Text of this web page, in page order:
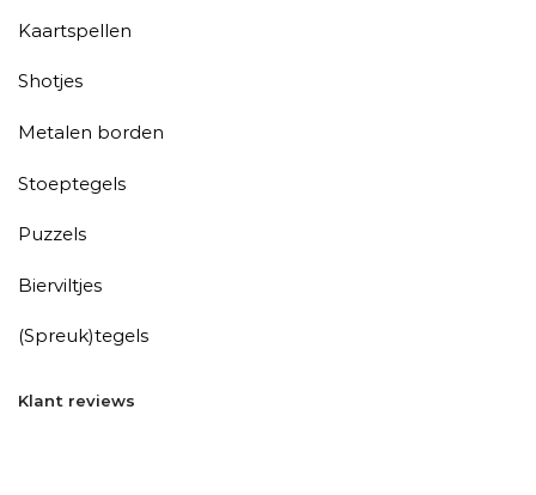
Kaartspellen
Shotjes
Metalen borden
Stoeptegels
Puzzels
Bierviltjes
(Spreuk)tegels
Klant reviews